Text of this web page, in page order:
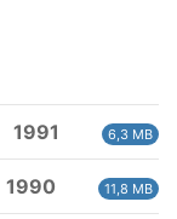
1991 6,3 MB
1990 11,8 MB